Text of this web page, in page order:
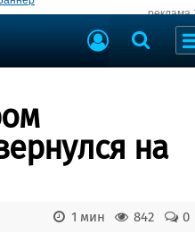
реклама
на
0
842
1 мин